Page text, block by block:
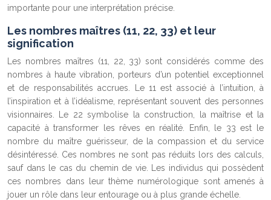
importante pour une interprétation précise.
Les nombres maîtres (11, 22, 33) et leur
signification
Les nombres maîtres (11, 22, 33) sont considérés comme des
nombres à haute vibration, porteurs d’un potentiel exceptionnel
et de responsabilités accrues. Le 11 est associé à l’intuition, à
l’inspiration et à l’idéalisme, représentant souvent des personnes
visionnaires. Le 22 symbolise la construction, la maîtrise et la
capacité à transformer les rêves en réalité. Enfin, le 33 est le
nombre du maître guérisseur, de la compassion et du service
désintéressé. Ces nombres ne sont pas réduits lors des calculs,
sauf dans le cas du chemin de vie. Les individus qui possèdent
ces nombres dans leur thème numérologique sont amenés à
jouer un rôle dans leur entourage ou à plus grande échelle.